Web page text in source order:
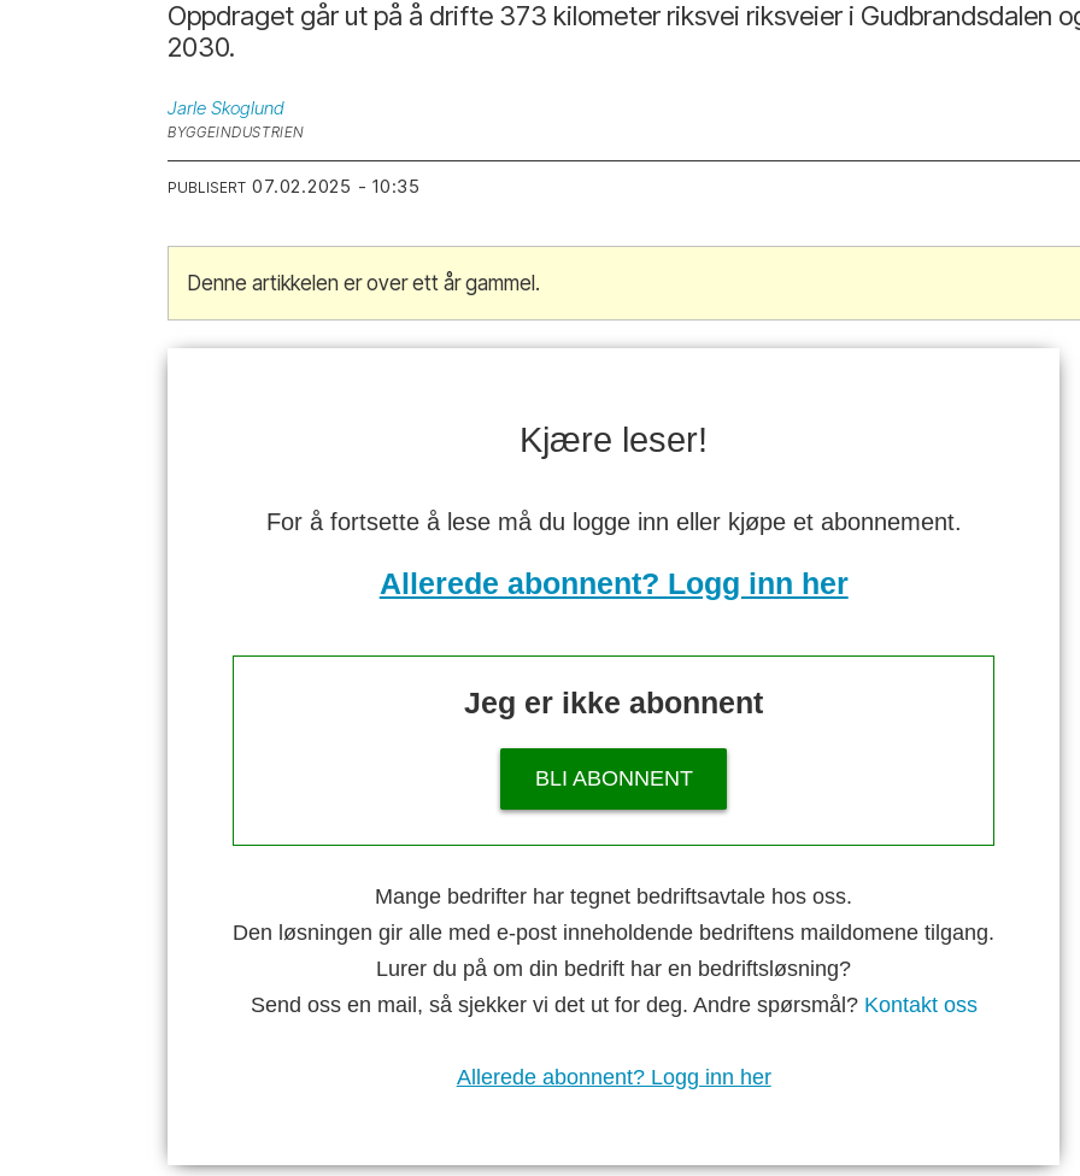
Oppdraget går ut på å drifte 373 kilometer riksvei riksveier i Gudbrandsdalen
2030.
Jarle Skoglund
BYGGEINDUSTRIEN
PUBLISERT 07.02.2025 - 10:35
Denne artikkelen er over ett år gammel.
Kjære leser!
For å fortsette å lese må du logge inn eller kjøpe et abonnement.
Allerede abonnent? Logg inn her
Jeg er ikke abonnent
BLI ABONNENT
Mange bedrifter har tegnet bedriftsavtale hos oss.
Den løsningen gir alle med e-post inneholdende bedriftens maildomene tilgang.
Lurer du på om din bedrift har en bedriftsløsning?
Send oss en mail, så sjekker vi det ut for deg. Andre spørsmål? Kontakt oss
Allerede abonnent? Logg inn her